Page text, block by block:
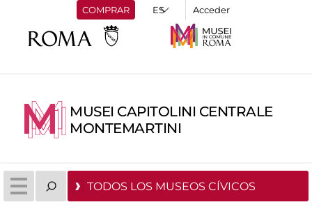
COMPRAR Acceder
MUSEI CAPITOLINI CENTRALE
MONTEMARTINI
TODOS LOS MUSEOS CÍVICOS